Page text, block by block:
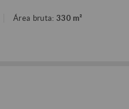
Área bruta: 330 m²